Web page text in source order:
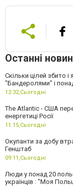
Останні
Скільки цілей збито
"Бандеролями" і
12:32,Сьогодні
The Atlantic - США
енергетиці Росії
11:15,Сьогодні
Окупанти за добу
Генштаб
09:11,Сьогодні
Люди у понад 20
українців : "Моя